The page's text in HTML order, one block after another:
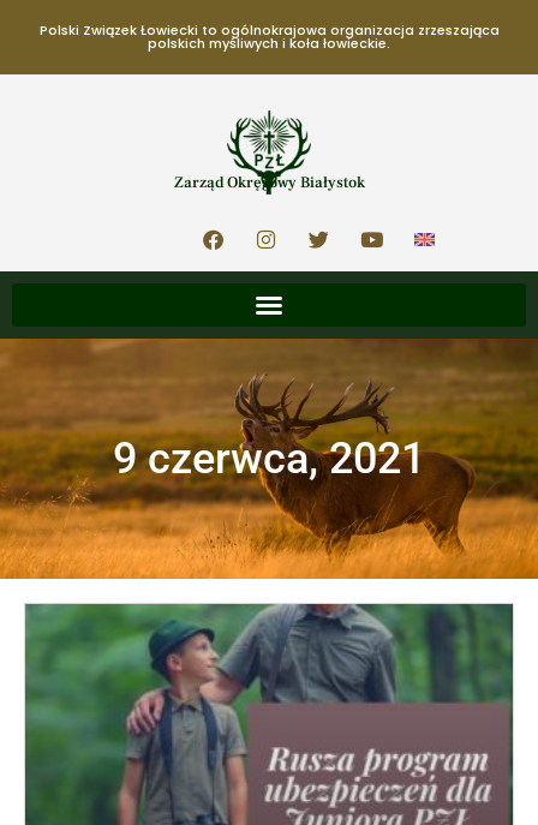
Polski Związek Łowiecki to ogólnokrajowa organizacja zrzeszająca
polskich myśliwych i koła łowieckie.
Zarząd Okręgowy Białystok
9 czerwca, 2021